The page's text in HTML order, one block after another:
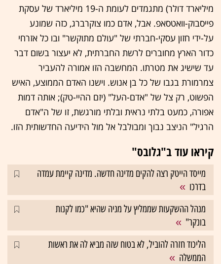
מיליארד דולר) מתגמדים לעומת ה-19 מיליארד של עסקת
פייסבוק-וואטסאפ. אבל, אדם כמו צוקרברג, כזה שמונע
על-ידי חזון עסקי-חברתי של "עולם מתוקשר" ובו כל אזרחי
כדור הארץ מחוברים לרשת החברתית, לא יעצור בשום דבר
עד שישיג את מטרתו. המחשבה הזו אמורה להעביר
צמרמורת בגבו של כל בן אנוש. וישנו האדם הממוצע, האיש
הפשוט, רק צל של "אדם-העל" (יזם ההיי-טק); אותה דמות
אפורה, כמעט בלתי נראית ובלתי מורגשת, זו של ה"אדם
הרגיל" הניצב נבוך ומבולבל אל מול הידיעה החדשותית הזו.
קיראו עוד ב"גלובס"
מייסד הייטק רצה להקים מדינה חדשה. מדינה קיימת עמדה
בדרכו
מנהל ההשקעות שממליץ על מניה שהיא "כמו לקנות
בונקר"
הליכוד חזרה להוביל, לא בטוח שזה מביא לה את ראשות
הממשלה